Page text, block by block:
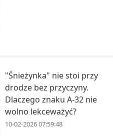
"Śnieżynka" nie stoi przy
drodze bez przyczyny.
Dlaczego znaku A-32 nie
wolno lekceważyć?
10-02-2026 07:59:48